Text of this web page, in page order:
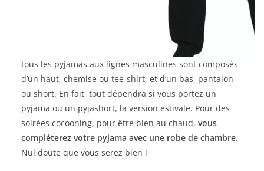
tous les pyjamas aux lignes masculines sont composés
d’un haut, chemise ou tee-shirt, et d’un bas, pantalon
ou short. En fait, tout dépendra si vous portez un
pyjama ou un pyjashort, la version estivale. Pour des
soirées cocooning, pour être bien au chaud, vous
compléterez votre pyjama avec une robe de chambre.
Nul doute que vous serez bien !